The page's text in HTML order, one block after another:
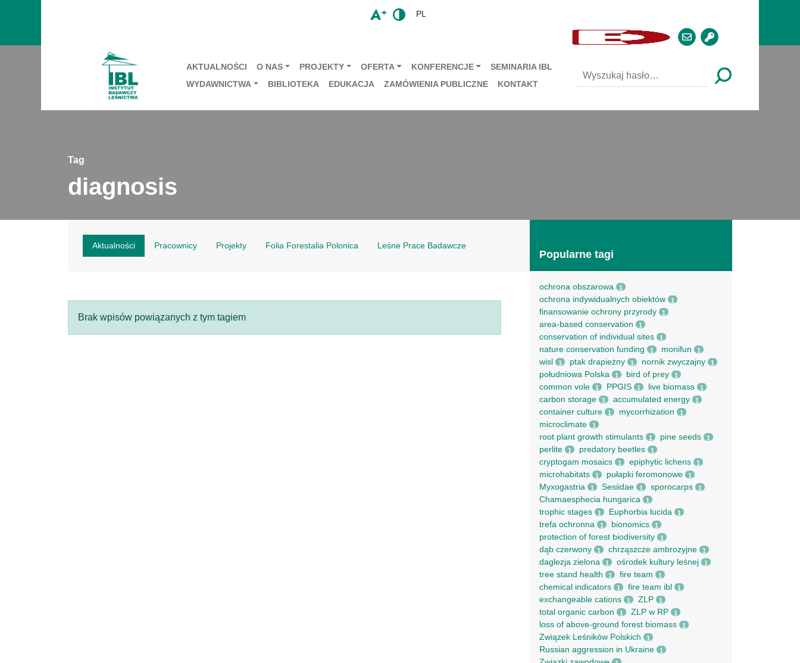
PL
AKTUALNOŚCI O NAS PROJEKTY OFERTA KONFERENCJE
SEMINARIA IBL
WYDAWNICTWA
BIBLIOTEKA EDUKACJA ZAMÓWIENIA PUBLICZNE KONTAKT
Tag
diagnosis
Aktualności Pracownicy Projekty Folia Forestalia Polonica Leśne Prace Badawcze
Brak wpisów powiązanych z tym tagiem
Popularne tagi
ochrona obszarowa 1
ochrona indywidualnych obiektów 1
finansowanie ochrony przyrody 1
area-based conservation 1
conservation of individual sites 1
nature conservation funding 1 monifun 1
wisl 1 ptak drapieżny 1 nornik zwyczajny 1
południowa Polska 1 bird of prey 1
common vole 1 PPGIS 1 live biomass 1
carbon storage 1 accumulated energy 1
container culture 1 mycorrhization 1
microclimate 1
root рlant growth stimulants 1 pine seeds 1
perlite 1 predatory beetles 1
cryptogam mosaics 1 epiphytic lichens 1
microhabitats 1 pułapki feromonowe 1
Myxogastria 1 Sesiidae 1 sporocarps 1
Chamaesphecia hungarica 1
trophic stages 1 Euphorbia lucida 1
trefa ochronna 1 bionomics 1
protection of forest biodiversity 1
dąb czerwony 1 chrząszcze ambrozyjne 1
daglezja zielona 1 ośrodek kultury leśnej 1
tree stand health 1 fire team 1
chemical indicators 1 fire team ibl 1
exchangeable cations 1 ZLP 1
total organic carbon 1 ZLP w RP 1
loss of above-ground forest biomass 1
Związek Leśników Polskich 1
Russian aggression in Ukraine 1